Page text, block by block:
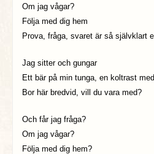
Om jag vågar?
Följa med dig hem
Prova, fråga, svaret är så självklart
Jag sitter och gungar
Ett bär på min tunga, en koltrast
Bor här bredvid, vill du vara med?
Och får jag fråga?
Om jag vågar?
Följa med dig hem?